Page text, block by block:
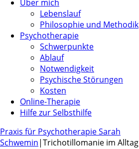
Über mich
Lebenslauf
Philosophie und Methodik
Psychotherapie
Schwerpunkte
Ablauf
Notwendigkeit
Psychische Störungen
Kosten
Online-Therapie
Hilfe zur Selbsthilfe
Praxis für Psychotherapie Sarah
Schwemin|Trichotillomanie im Alltag